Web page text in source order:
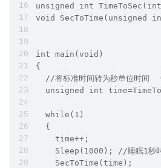
unsigned int
void SecToTime(unsigned
int main(void)
{
//将标准时间转为秒单位时间
unsigned int
  while(1)
  {
    time++;
Sleep(1000); //睡眠1秒
    SecToTime(time);